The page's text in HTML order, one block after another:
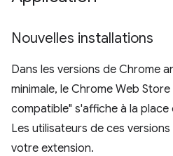
Nouvelles installations
Dans les versions de Chrome
minimale, le Chrome Web
compatible" s'affiche à la
Les utilisateurs de ces
votre extension.